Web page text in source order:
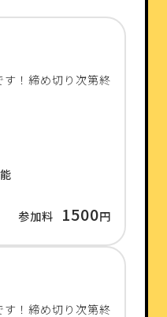
！締め切り次第終
参加料 1500円
！締め切り次第終